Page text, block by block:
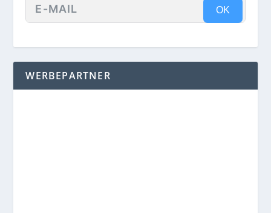
OK
WERBEPARTNER